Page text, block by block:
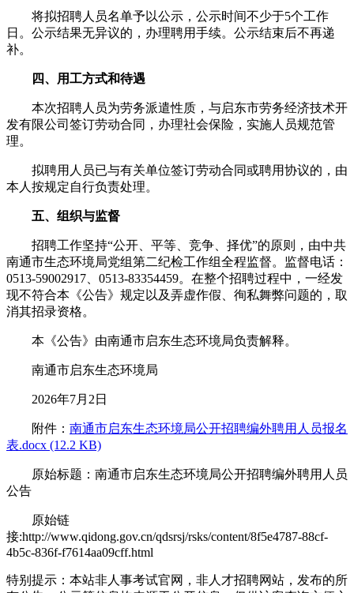
将拟招聘人员名单予以公示，公示时间不少于5个工作
日。公示结果无异议的，办理聘用手续。公示结束后不再递
补。
四、用工方式和待遇
本次招聘人员为劳务派遣性质，与启东市劳务经济技术开
发有限公司签订劳动合同，办理社会保险，实施人员规范管
理。
拟聘用人员已与有关单位签订劳动合同或聘用协议的，由
本人按规定自行负责处理。
五、组织与监督
招聘工作坚持“公开、平等、竞争、择优”的原则，由中共
南通市生态环境局党组第二纪检工作组全程监督。监督电话：
0513-59002917、0513-83354459。在整个招聘过程中，一经发
现不符合本《公告》规定以及弄虚作假、徇私舞弊问题的，取
消其招录资格。
本《公告》由南通市启东生态环境局负责解释。
南通市启东生态环境局
2026年7月2日
附件： 南通市启东生态环境局公开招聘编外聘用人员报名
表.docx (12.2 KB)
原始标题：南通市启东生态环境局公开招聘编外聘用人员
公告
原始链
接:http://www.qidong.gov.cn/qdsrsj/rsks/content/8f5e4787-88cf-
4b5c-836f-f7614aa09cff.html
特别提示：本站非人事考试官网，非人才招聘网站，发布的所